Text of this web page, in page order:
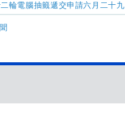
二輪電腦抽籤遞交申請六月二十